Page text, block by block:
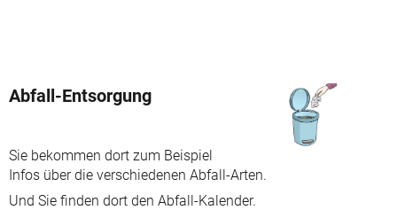
Abfall-Entsorgung
Sie bekommen dort zum Beispiel
Infos über die verschiedenen Abfall-Arten.
Und Sie finden dort den Abfall-Kalender.